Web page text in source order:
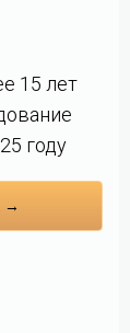
15 лет
году
→